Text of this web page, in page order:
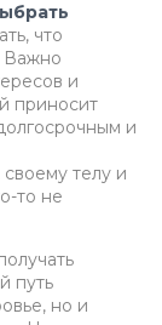
что
Важно
и
приносит
и
телу и
то не
путь
но и